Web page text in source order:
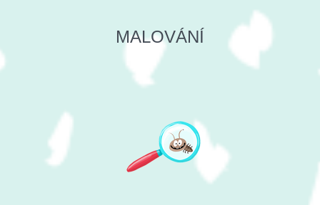
MALOVÁNÍ